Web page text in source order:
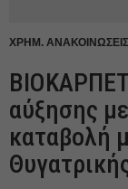
ΧΡΗΜ. ΑΝΑΚΟΙΝΩΣΕΙΣ
αύξησης
καταβολή